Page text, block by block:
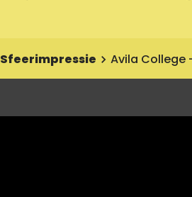
Sfeerimpressie Avila College